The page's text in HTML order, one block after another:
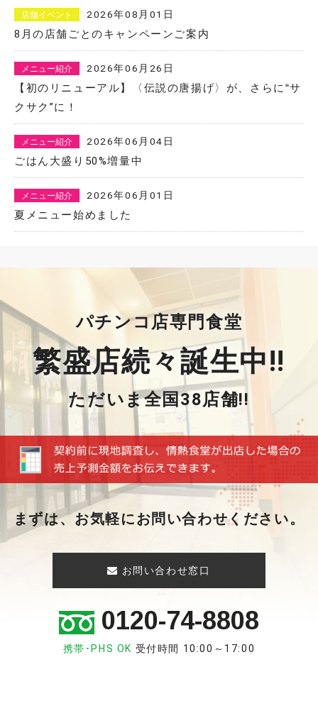
店舗イベント 2026年08月01日
8月の店舗ごとのキャンペーンご案内
メニュー紹介 2026年06月26日
【初のリニューアル】〈伝説の唐揚げ〉が、さらに“サ
クサク”に！
メニュー紹介 2026年06月04日
ごはん大盛り50%増量中
メニュー紹介 2026年06月01日
夏メニュー始めました
パチンコ店専門食堂
繁盛店続々誕生中!!
ただいま全国38店舗!!
まずは、お気軽にお問い合わせください。
お問い合わせ窓口
0120-74-8808
携帯･PHS OK 受付時間 10:00～17:00